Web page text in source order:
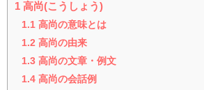
1 高尚(こうしょう)
1.1 高尚の意味とは
1.2 高尚の由来
1.3 高尚の文章・例文
1.4 高尚の会話例